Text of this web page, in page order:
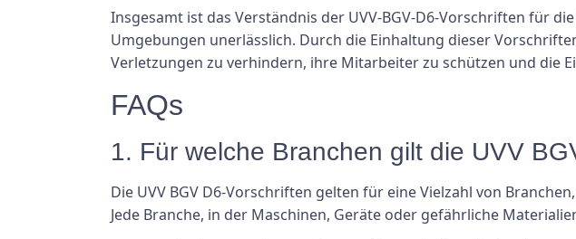
Insgesamt ist das Verständnis der UVV-BGV-D6-Vorschriften für
Umgebungen unerlässlich. Durch die Einhaltung dieser
Verletzungen zu verhindern, ihre Mitarbeiter zu schützen und die
FAQs
1. Für welche Branchen gilt die UVV
Die UVV BGV D6-Vorschriften gelten für eine Vielzahl von
Jede Branche, in der Maschinen, Geräte oder gefährliche